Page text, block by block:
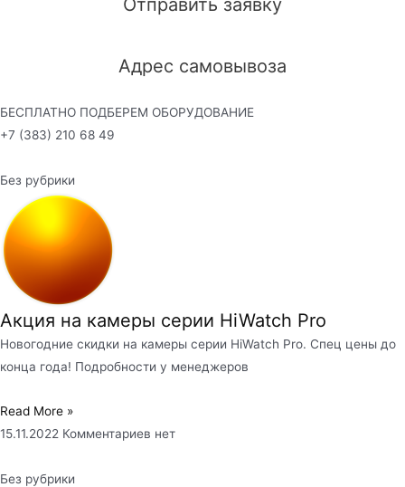
Отправить заявку
Адрес самовывоза
БЕСПЛАТНО ПОДБЕРЕМ ОБОРУДОВАНИЕ
+7 (383) 210 68 49
Без рубрики
Акция на камеры серии HiWatch Pro
Новогодние скидки на камеры серии HiWatch Pro. Спец цены до
конца года! Подробности у менеджеров
Read More »
15.11.2022 Комментариев нет
Без рубрики